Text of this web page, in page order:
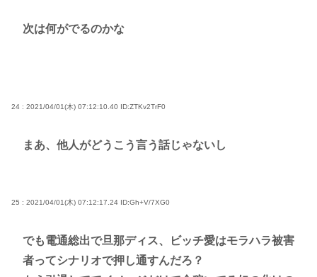
次は何がでるのかな
24 : 2021/04/01(木) 07:12:10.40 ID:ZTKv2TrF0
まあ、他人がどうこう言う話じゃないし
25 : 2021/04/01(木) 07:12:17.24 ID:Gh+V/7XG0
でも電通総出で旦那ディス、ビッチ愛はモラハラ被害
者ってシナリオで押し通すんだろ？